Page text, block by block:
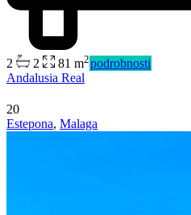
2 2 81 m2podrobnosti
Andalusia Real
20
Estepona, Malaga